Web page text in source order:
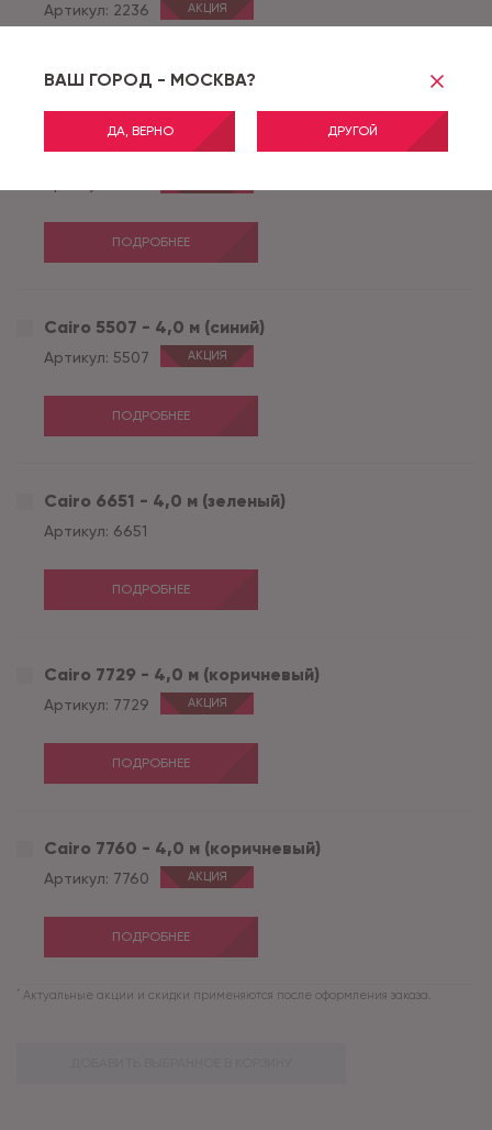
ВАШ ГОРОД - МОСКВА?
ДА, ВЕРНО ДРУГОЙ
Артикул: 2236 АКЦИЯ
Cairo 2236 - 4,0 м (черный)
ПОДРОБНЕЕ
Cairo 5507 - 4,0 м (синий)
Артикул: 5507 АКЦИЯ
ПОДРОБНЕЕ
Cairo 6651 - 4,0 м (зеленый)
Артикул: 6651
ПОДРОБНЕЕ
Cairo 7729 - 4,0 м (коричневый)
Артикул: 7729 АКЦИЯ
ПОДРОБНЕЕ
Cairo 7760 - 4,0 м (коричневый)
Артикул: 7760 АКЦИЯ
ПОДРОБНЕЕ
* Актуальные акции и скидки применяются после оформления заказа.